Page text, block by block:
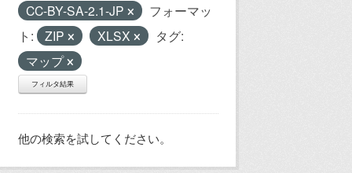
CC-BY-SA-2.1-JP
フォーマッ
ト:
ZIP XLSX
タグ:
マップ
フィルタ結果
他の検索を試してください。